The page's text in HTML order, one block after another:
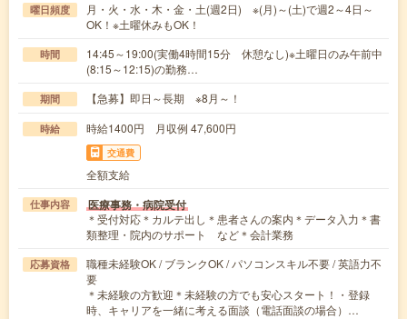
曜日頻度
月・火・水・木・金・土(週2日) ※(月)～(土)で週2～4日～
OK！※土曜休みもOK！
時間
14:45～19:00(実働4時間15分 休憩なし)※土曜日のみ午前中
(8:15～12:15)の勤務…
期間 【急募】即日～長期 ※8月～！
時給 時給1400円 月収例 47,600円
交通費
全額支給
仕事内容 医療事務・病院受付
＊受付対応＊カルテ出し＊患者さんの案内＊データ入力＊書
類整理・院内のサポート など＊会計業務
応募資格
職種未経験OK / ブランクOK / パソコンスキル不要 / 英語力不
要
＊未経験の方歓迎＊未経験の方でも安心スタート！・登録
時、キャリアを一緒に考える面談（電話面談の場合）…